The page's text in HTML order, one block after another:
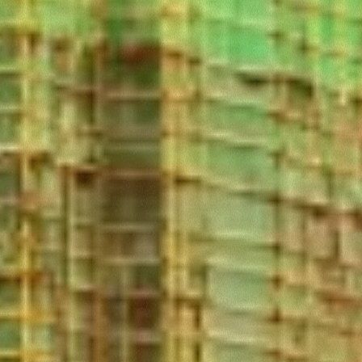
Consenso Dettagli Informazioni sui cookie
Questo sito web utilizza i cookie
“Questo sito web utilizza i cookie Il sito utilizza cookies al
fine di fornire annunci pubblicitari e contenuti
personalizzati. Cliccando sul tasto "RIFIUTA" o sulla "X"
il banner verrà chiuso e non verranno inviati cookies al di
fuori di quelli tecnici. Cliccando su "ACCETTA TUTTI"